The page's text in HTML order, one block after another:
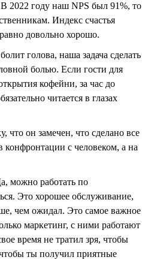
2022 году наш NPS был 91%, то
Индекс счастья
довольно хорошо.
голова, наша задача сделать
болью. Если гости для
кофейни, за час до
читается в глазах
что он замечен, что сделано все
конфронтации с человеком, а на
можно работать по
Это хорошее обслуживание,
чем ожидал. Это самое важное
маркетинг, с ними работают
время не тратил зря, чтобы
ты получил приятные